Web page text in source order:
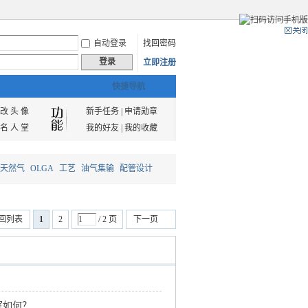
自动登录
找回密码
登录 立即注册
快捷导航
改 头 像 新手任务|
申请勋章
名 人 堂 我的好友| 我的收藏
然气 OLGA 工艺 油气集输 配管设计
1 2 / 2 页 下一页
列表
何？